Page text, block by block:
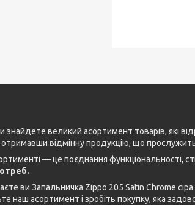
знайдете великий асортимент товарів, які
отримавши відмінну продукцію, що
— це поєднання функціональності,
ви Запальничка Zippo 205 Satin Chrome
наш асортимент і зробіть покупку, яка